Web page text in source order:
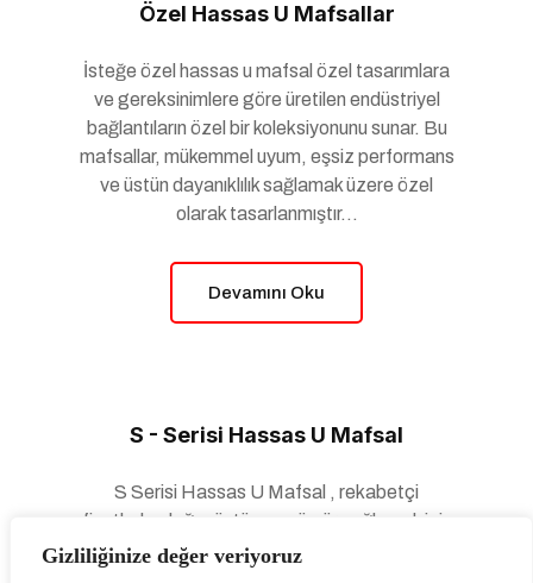
Gizliliğinize değer veriyoruz
Özel Hassas U Mafsallar
İsteğe özel hassas u mafsal özel tasarımlara
ve gereksinimlere göre üretilen endüstriyel
bağlantıların özel bir koleksiyonunu sunar. Bu
mafsallar, mükemmel uyum, eşsiz performans
ve üstün dayanıklılık sağlamak üzere özel
olarak tasarlanmıştır...
Devamını Oku
S - Serisi Hassas U Mafsal
S Serisi Hassas U Mafsal , rekabetçi
fiyatlarla olağanüstü uzun ömür sağlamak için
üzerinde çalışılan hassas ürünlerdir. Bu